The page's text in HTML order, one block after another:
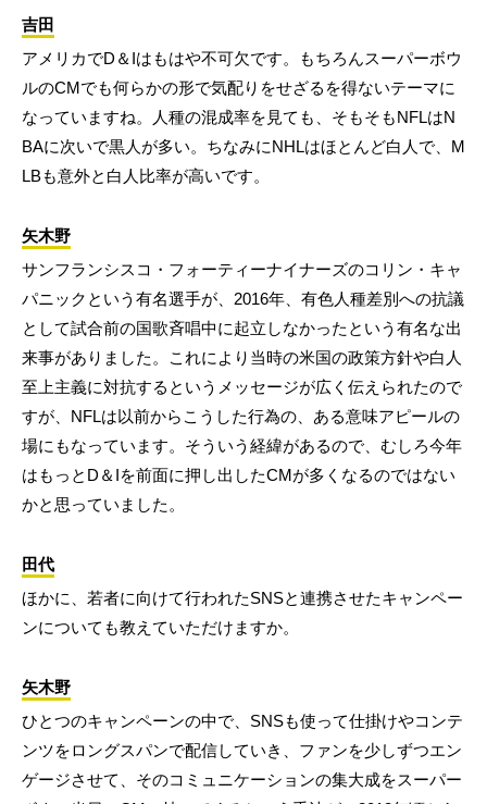
吉田
アメリカでD＆Iはもはや不可欠です。もちろんスーパーボウ
ルのCMでも何らかの形で気配りをせざるを得ないテーマに
なっていますね。人種の混成率を見ても、そもそもNFLはN
BAに次いで黒人が多い。ちなみにNHLはほとんど白人で、M
LBも意外と白人比率が高いです。
矢木野
サンフランシスコ・フォーティーナイナーズのコリン・キャ
パニックという有名選手が、2016年、有色人種差別への抗議
として試合前の国歌斉唱中に起立しなかったという有名な出
来事がありました。これにより当時の米国の政策方針や白人
至上主義に対抗するというメッセージが広く伝えられたので
すが、NFLは以前からこうした行為の、ある意味アピールの
場にもなっています。そういう経緯があるので、むしろ今年
はもっとD＆Iを前面に押し出したCMが多くなるのではない
かと思っていました。
田代
ほかに、若者に向けて行われたSNSと連携させたキャンペー
ンについても教えていただけますか。
矢木野
ひとつのキャンペーンの中で、SNSも使って仕掛けやコンテ
ンツをロングスパンで配信していき、ファンを少しずつエン
ゲージさせて、そのコミュニケーションの集大成をスーパー